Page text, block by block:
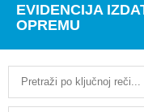
EVIDENCIJA
OPREMU